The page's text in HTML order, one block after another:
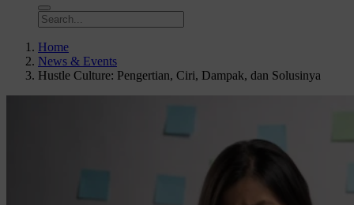
Home
News & Events
Hustle Culture: Pengertian, Ciri, Dampak, dan Solusinya